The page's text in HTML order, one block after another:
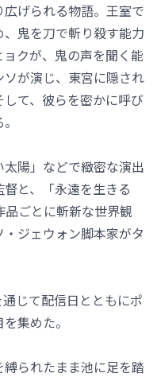
げられる物語。王室で
鬼を刀で斬り殺す能力
クが、鬼の声を聞く能
が演じ、東宮に隠され
て、彼らを密かに呼び
陽」などで緻密な演出
と、「永遠を生きる
ごとに斬新な世界観
ジェウォン脚本家がタ
じて配信日とともにポ
集めた。
られたまま池に足を踏